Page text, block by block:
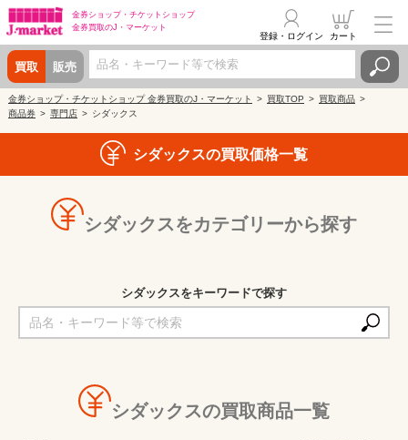
金券ショップ・ チケットショップ
金券買取のJ・マーケット
買取 販売
登録・ログイン カート
金券ショップ・チケットショップ 金券買取のJ・マーケット 買取TOP
買取商品
商品券
専門店 シダックス
シダックスの買取価格一覧
シダックスをカテゴリーから探す
シダックスをキーワードで探す
シダックスの買取商品一覧